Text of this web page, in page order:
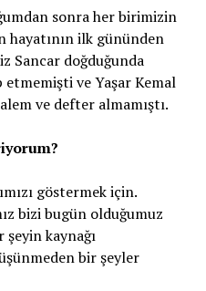
sonra her birimizin
hayatının ilk gününden
Sancar doğduğunda
ve Yaşar Kemal
ve defter almamıştı.
göstermek için.
bizi bugün olduğumuz
şeyin kaynağı
bir şeyler